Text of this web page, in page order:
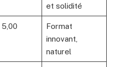
et solidité
5,00
Format
innovant,
naturel